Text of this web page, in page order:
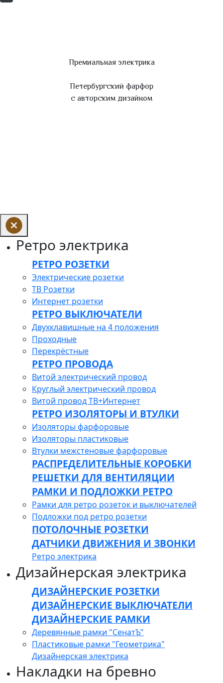
Премиальная электрика
Петербургский фарфор
с авторским дизайном
Ретро электрика
РЕТРО РОЗЕТКИ
Электрические розетки
ТВ Розетки
Интернет розетки
РЕТРО ВЫКЛЮЧАТЕЛИ
Двухклавишные на 4 положения
Проходные
Перекрёстные
РЕТРО ПРОВОДА
Витой электрический провод
Круглый электрический провод
Витой провод ТВ+Интернет
РЕТРО ИЗОЛЯТОРЫ И ВТУЛКИ
Изоляторы фарфоровые
Изоляторы пластиковые
Втулки межстеновые фарфоровые
РАСПРЕДЕЛИТЕЛЬНЫЕ КОРОБКИ
РЕШЕТКИ ДЛЯ ВЕНТИЛЯЦИИ
РАМКИ И ПОДЛОЖКИ РЕТРО
Рамки для ретро розеток и выключателей
Подложки под ретро розетки
ПОТОЛОЧНЫЕ РОЗЕТКИ
ДАТЧИКИ ДВИЖЕНИЯ И ЗВОНКИ
Ретро электрика
Дизайнерская электрика
ДИЗАЙНЕРСКИЕ РОЗЕТКИ
ДИЗАЙНЕРСКИЕ ВЫКЛЮЧАТЕЛИ
ДИЗАЙНЕРСКИЕ РАМКИ
Деревянные рамки "СенатЪ"
Пластиковые рамки "Геометрика"
Дизайнерская электрика
Накладки на бревно